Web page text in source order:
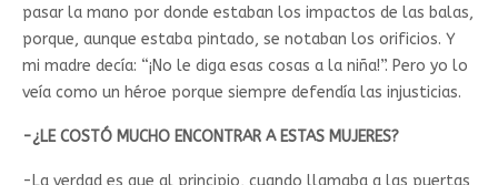
pasar la mano por donde estaban los impactos de las balas,
porque, aunque estaba pintado, se notaban los orificios. Y
mi madre decía: “¡No le diga esas cosas a la niña!”. Pero yo lo
veía como un héroe porque siempre defendía las injusticias.
-¿LE COSTÓ MUCHO ENCONTRAR A ESTAS MUJERES?
-La verdad es que al principio, cuando llamaba a las puertas